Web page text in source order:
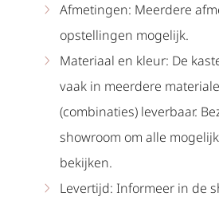
Afmetingen: Meerdere
opstellingen mogelijk.
Materiaal en kleur: De
vaak in meerdere
(combinaties) leverbaar.
showroom om alle
bekijken.
Levertijd: Informeer in de